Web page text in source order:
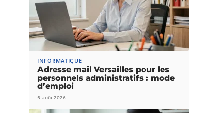
INFORMATIQUE
Adresse mail Versailles pour les
personnels administratifs : mode
d’emploi
5 août 2026